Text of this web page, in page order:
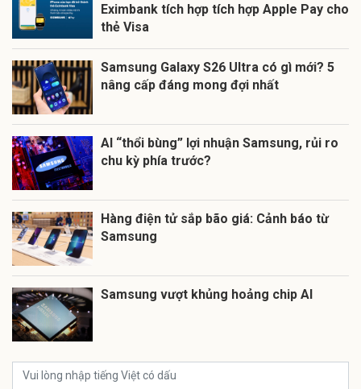
Eximbank tích hợp tích hợp Apple Pay cho
thẻ Visa
Samsung Galaxy S26 Ultra có gì mới? 5
nâng cấp đáng mong đợi nhất
AI “thổi bùng” lợi nhuận Samsung, rủi ro
chu kỳ phía trước?
Hàng điện tử sắp bão giá: Cảnh báo từ
Samsung
Samsung vượt khủng hoảng chip AI